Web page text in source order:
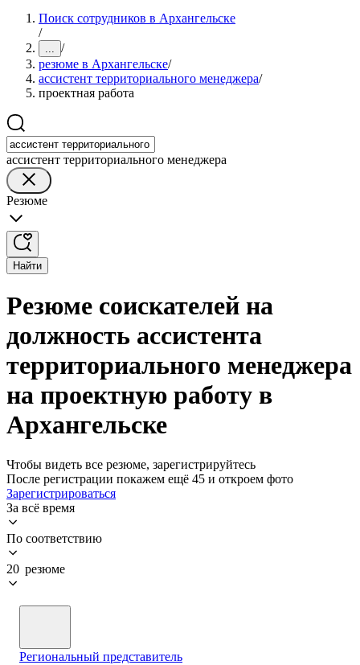
Поиск сотрудников в Архангельске
/
... /
резюме в Архангельске/
ассистент территориального менеджера/
проектная работа
ассистент территориального менеджера
Резюме
Найти
Резюме соискателей на
должность ассистента
территориального менеджера
на проектную работу в
Архангельске
Чтобы видеть все резюме, зарегистрируйтесь
После регистрации покажем ещё 45 и откроем фото
Зарегистрироваться
За всё время
По соответствию
20 резюме
Региональный представитель